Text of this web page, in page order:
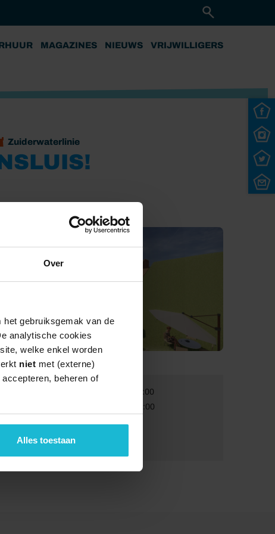
Over
gebruiksgemak van de
analytische cookies
welke enkel worden
niet met (externe)
beheren of
Alles toestaan
MAGAZINES NIEUWS VRIJWILLIGERS
Zuiderwaterlinie
12-09-2026 12:00
13-09-2026 16:00
Kinderen: